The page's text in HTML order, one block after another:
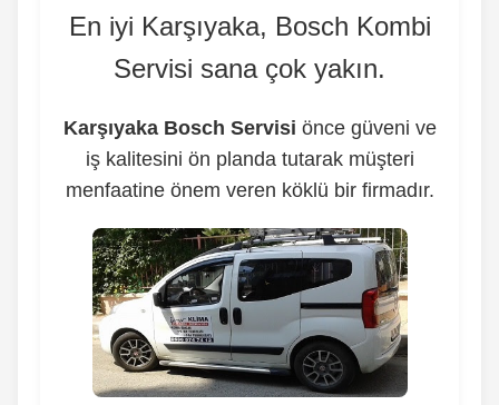
En iyi Karşıyaka, Bosch Kombi
Servisi sana çok yakın.
Karşıyaka Bosch Servisi önce güveni ve
iş kalitesini ön planda tutarak müşteri
menfaatine önem veren köklü bir firmadır.